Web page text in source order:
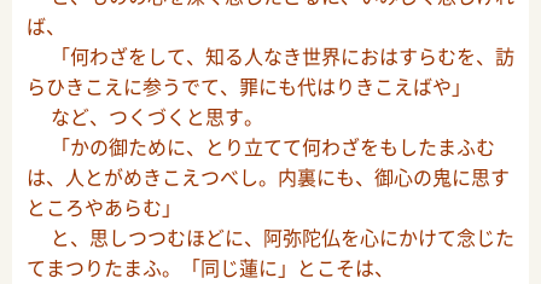
ば、
「何わざをして、知る人なき世界におはすらむを、訪
らひきこえに参うでて、罪にも代はりきこえばや」
など、つくづくと思す。
「かの御ために、とり立てて何わざをもしたまふむ
は、人とがめきこえつべし。内裏にも、御心の鬼に思す
ところやあらむ」
と、思しつつむほどに、阿弥陀仏を心にかけて念じた
てまつりたまふ。「同じ蓮に」とこそは、